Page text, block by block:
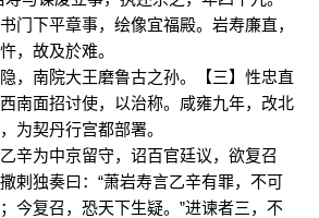
下平章事，绘像宜福殿。岩寿廉直，
，故及於难。
南院大王磨鲁古之孙。【三】性忠直
南面招讨使，以治称。咸雍九年，改北
为契丹行宫都部署。
为中京留守，诏百官廷议，欲复召
剌独奏曰：“萧岩寿言乙辛有罪，不可
今复召，恐天下生疑。”进谏者三，不